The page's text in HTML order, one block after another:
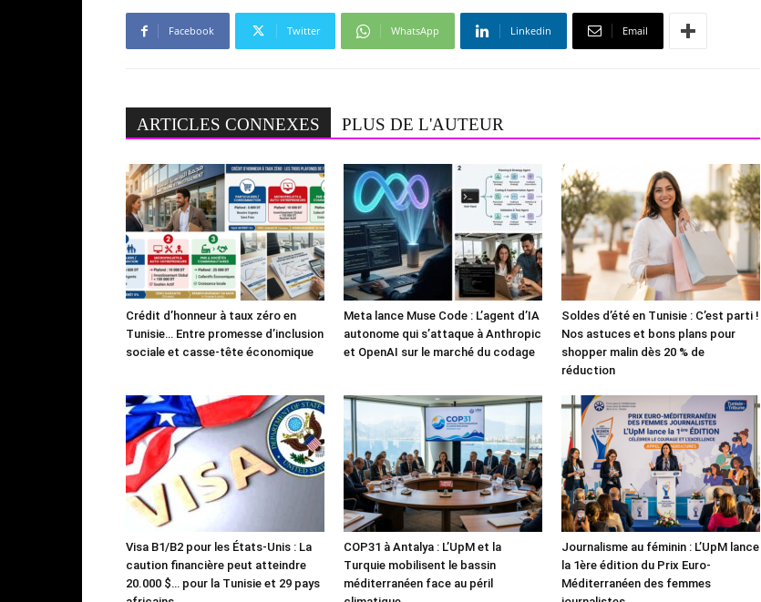
Facebook Twitter WhatsApp Linkedin Email
ARTICLES CONNEXES PLUS DE L'AUTEUR
Crédit d’honneur à taux zéro en
Tunisie… Entre promesse d’inclusion
sociale et casse-tête économique
Meta lance Muse Code : L’agent d’IA
autonome qui s’attaque à Anthropic
et OpenAI sur le marché du codage
Soldes d’été en Tunisie : C’est parti !
Nos astuces et bons plans pour
shopper malin dès 20 % de
réduction
Visa B1/B2 pour les États-Unis : La
caution financière peut atteindre
20.000 $… pour la Tunisie et 29 pays
COP31 à Antalya : L’UpM et la
Turquie mobilisent le bassin
méditerranéen face au péril
Journalisme au féminin : L’UpM lance
la 1ère édition du Prix Euro-
Méditerranéen des femmes